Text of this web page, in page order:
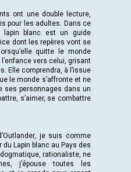
ont une double lecture,
pour les adultes. Dans ce
lapin blanc est un guide
dont les repères vont se
quitte le monde
vers celui, grisant
Elle comprendra, à l’issue
le monde s’affronte et ne
ses personnages dans un
s’aimer, se combattre
je suis comme
Lapin blanc au Pays des
rationaliste, ne
j’épouse toutes les